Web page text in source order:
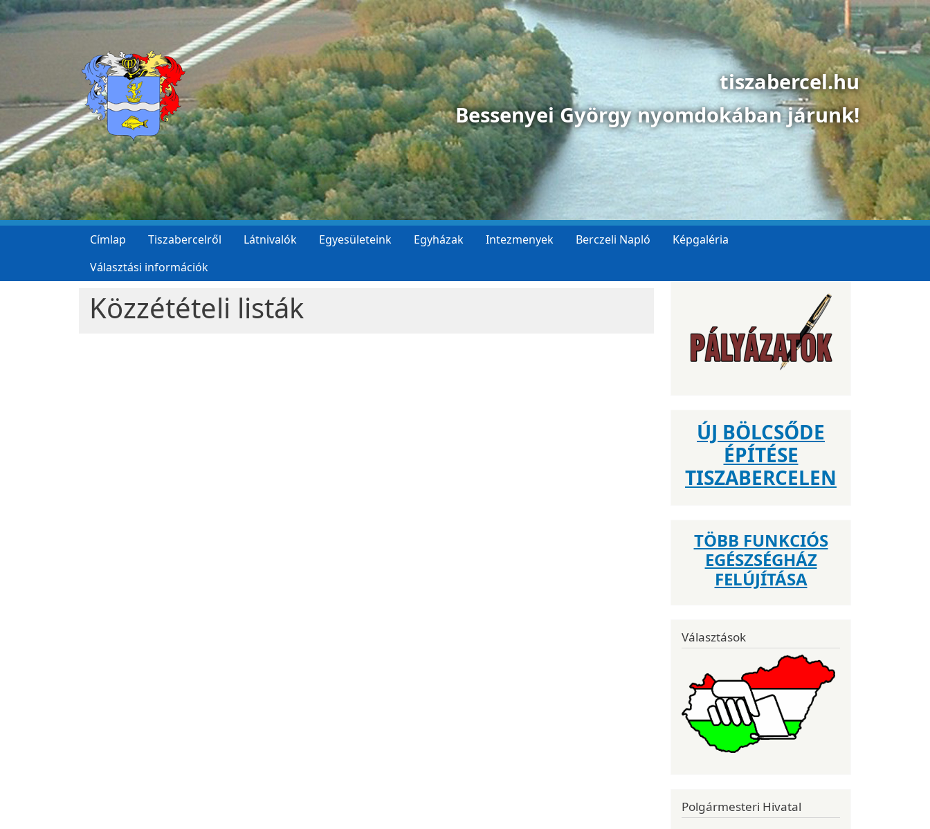
Ugrás a tartalomra
tiszabercel.hu
Bessenyei György nyomdokában járunk!
Címlap Tiszabercelről Látnivalók Egyesületeink Egyházak Intezmenyek Berczeli Napló
Képgaléria
Választási információk
Közzétételi listák
ÚJ BÖLCSŐDE
ÉPÍTÉSE
TISZABERCELEN
TÖBB FUNKCIÓS
EGÉSZSÉGHÁZ
FELÚJÍTÁSA
Választások
Polgármesteri Hivatal